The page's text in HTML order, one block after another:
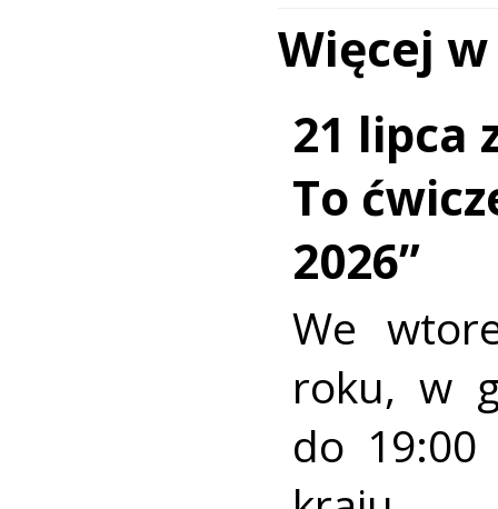
Więcej
21 lipca
To
2026”
We
roku, w
do 19:00